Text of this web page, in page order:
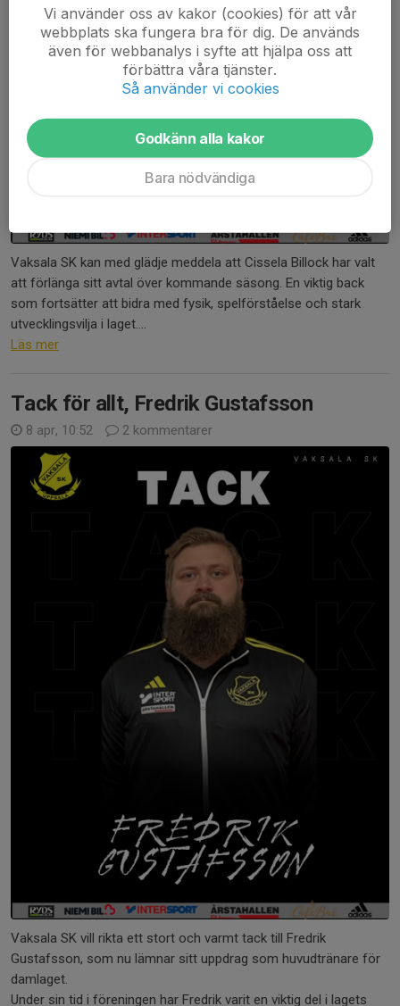
Vaksala SK kan med glädje meddela att Cissela Billock har valt
att förlänga sitt avtal över kommande säsong. En viktig back
som fortsätter att bidra med fysik, spelförståelse och stark
utvecklingsvilja i laget....
Läs mer
Tack för allt, Fredrik Gustafsson
8 apr, 10:52 2 kommentarer
Vaksala SK vill rikta ett stort och varmt tack till Fredrik
Gustafsson, som nu lämnar sitt uppdrag som huvudtränare för
damlaget.
Under sin tid i föreningen har Fredrik varit en viktig del i lagets
Vi använder oss av kakor (cookies) för att vår
webbplats ska fungera bra för dig. De används
även för webbanalys i syfte att hjälpa oss att
förbättra våra tjänster.
Så använder vi cookies
Godkänn alla kakor
Bara nödvändiga